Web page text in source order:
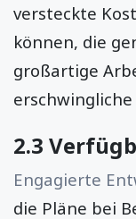
versteckte
können, die
großartige
2.3
Engagierte
die Pläne bei